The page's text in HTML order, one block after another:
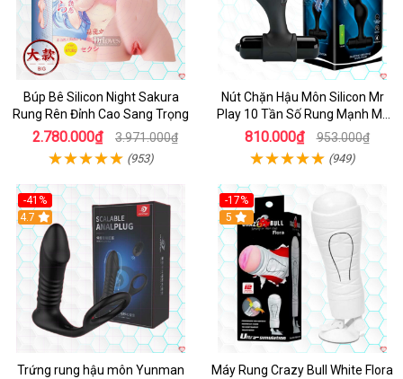
Búp Bê Silicon Night Sakura
Rung Rên Đỉnh Cao Sang Trọng
2.780.000₫ 3.971.000₫
(953)
Nút Chặn Hậu Môn Silicon Mr
Play 10 Tần Số Rung Mạnh Mẽ
Kích Thích
810.000₫ 953.000₫
(949)
-41%
Hot
4.7
Trứng rung hậu môn Yunman
-17%
5
Máy Rung Crazy Bull White Flora